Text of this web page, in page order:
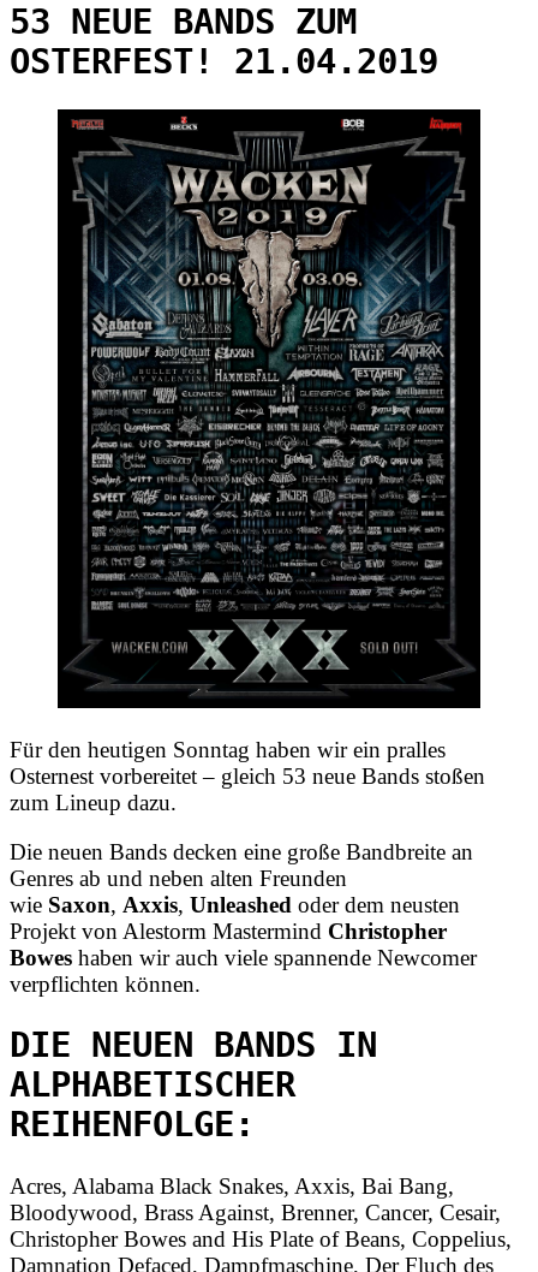
53 NEUE BANDS ZUM
OSTERFEST! 21.04.2019
Für den heutigen Sonntag haben wir ein pralles
Osternest vorbereitet – gleich 53 neue Bands stoßen
zum Lineup dazu.
Die neuen Bands decken eine große Bandbreite an
Genres ab und neben alten Freunden
wie Saxon, Axxis, Unleashed oder dem neusten
Projekt von Alestorm Mastermind Christopher
Bowes haben wir auch viele spannende Newcomer
verpflichten können.
DIE NEUEN BANDS IN
ALPHABETISCHER
REIHENFOLGE:
Acres, Alabama Black Snakes, Axxis, Bai Bang,
Bloodywood, Brass Against, Brenner, Cancer, Cesair,
Christopher Bowes and His Plate of Beans, Coppelius,
Damnation Defaced, Dampfmaschine, Der Fluch des